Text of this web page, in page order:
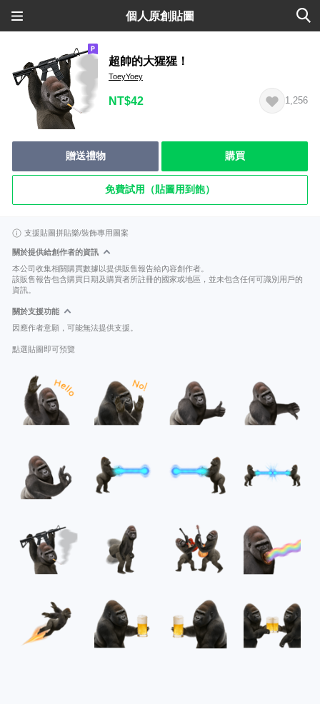
個人原創貼圖
超帥的大猩猩！
ToeyYoey
NT$42 1,256
贈送禮物 購買
免費試用（貼圖用到飽）
支援貼圖拼貼樂/裝飾專用圖案
關於提供給創作者的資訊
本公司收集相關購買數據以提供販售報告給內容創作者。
該販售報告包含購買日期及購買者所註冊的國家或地區，並未包含任何可識別用戶的
資訊。
關於支援功能
因應作者意願，可能無法提供支援。
點選貼圖即可預覽